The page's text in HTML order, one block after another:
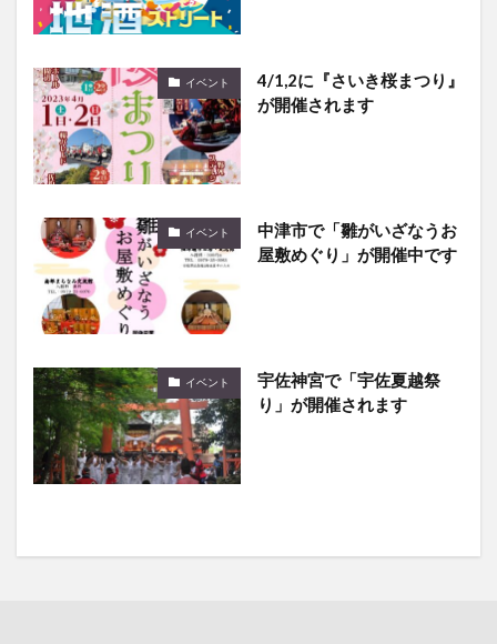
イベント
4/1,2に『さいき桜まつり』
が開催されます
イベント
中津市で「雛がいざなうお
屋敷めぐり」が開催中です
イベント
宇佐神宮で「宇佐夏越祭
り」が開催されます